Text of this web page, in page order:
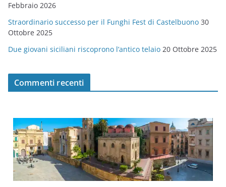
Febbraio 2026
Straordinario successo per il Funghi Fest di Castelbuono 30
Ottobre 2025
Due giovani siciliani riscoprono l’antico telaio 20 Ottobre 2025
Commenti recenti